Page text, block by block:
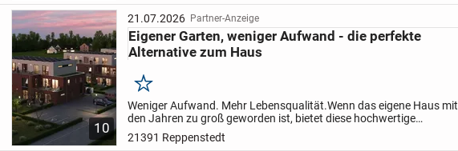
10
21.07.2026 Partner-Anzeige
Eigener Garten, weniger Aufwand - die perfekte
Alternative zum Haus
Merken
Weniger Aufwand. Mehr Lebensqualität.Wenn das eigene Haus mit
den Jahren zu groß geworden ist, bietet diese hochwertige
Neubauwohnung die ideale Lösung: Auf rund 68 m² Wohnfläche
genießen Sie...
21391 Reppenstedt